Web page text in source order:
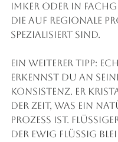
Imker oder in
die auf regionale
spezialisiert sind.
Ein weiterer Tipp:
erkennst du an
Konsistenz. Er
der Zeit, was ein
Prozess ist.
der ewig flüssig